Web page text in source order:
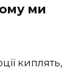
ми
киплять,